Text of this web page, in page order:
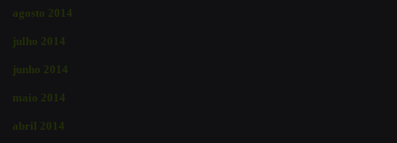
agosto 2014
julho 2014
junho 2014
maio 2014
abril 2014